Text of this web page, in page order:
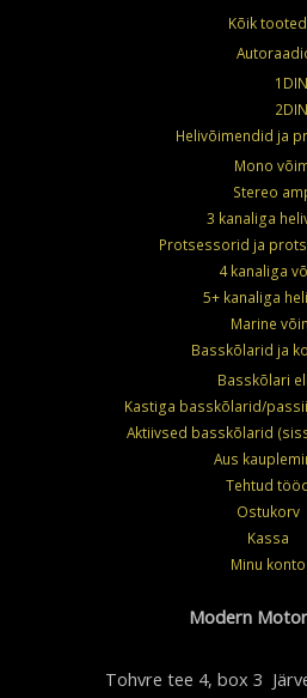
Kõik tooted
1DIN
2DIN
Helivõimendid ja
Mono
Stereo
3 kanaliga
Protsessorid ja
4 kanaliga
5+ kanaliga
Marine
Basskõlarid ja
Basskõlari
Kastiga basskõlarid/
Aktiivsed basskõlarid
Aus
Tehtud
Ostukorv
Kassa
Minu konto
Modern
Tohvre tee 4, box 3